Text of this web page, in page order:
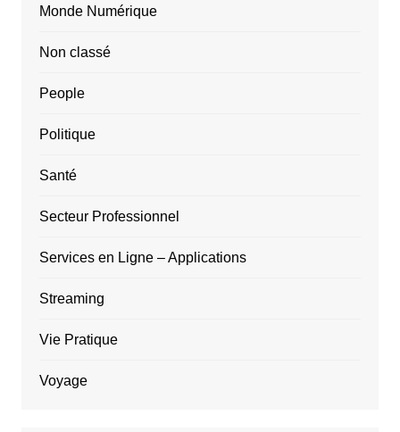
Monde Numérique
Non classé
People
Politique
Santé
Secteur Professionnel
Services en Ligne – Applications
Streaming
Vie Pratique
Voyage